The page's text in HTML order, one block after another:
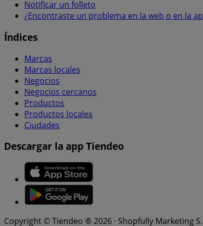
Notificar un folleto
¿Encontraste un problema en la web o en la
Índices
Marcas
Marcas locales
Negocios
Negocios cercanos
Productos
Productos locales
Ciudades
Descargar la app Tiendeo
Copyright © Tiendeo ® 2026 · Shopfully Marketing